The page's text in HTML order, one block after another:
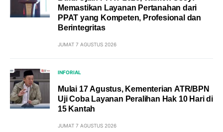
Memastikan Layanan Pertanahan dari
PPAT yang Kompeten, Profesional dan
Berintegritas
JUMAT 7 AGUSTUS 2026
INFORIAL
Mulai 17 Agustus, Kementerian ATR/BPN
Uji Coba Layanan Peralihan Hak 10 Hari di
15 Kantah
JUMAT 7 AGUSTUS 2026